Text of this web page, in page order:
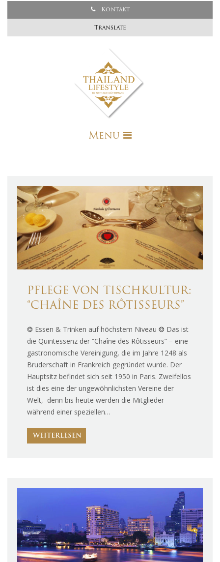
Kontakt
Translate
Menu
PFLEGE VON TISCHKULTUR:
“CHAÎNE DES RÔTISSEURS”
❂ Essen & Trinken auf höchstem Niveau ❂ Das ist
die Quintessenz der “Chaîne des Rôtisseurs” – eine
gastronomische Vereinigung, die im Jahre 1248 als
Bruderschaft in Frankreich gegründet wurde. Der
Hauptsitz befindet sich seit 1950 in Paris. Zweifellos
ist dies eine der ungewöhnlichsten Vereine der
Welt, denn bis heute werden die Mitglieder
während einer speziellen…
WEITERLESEN